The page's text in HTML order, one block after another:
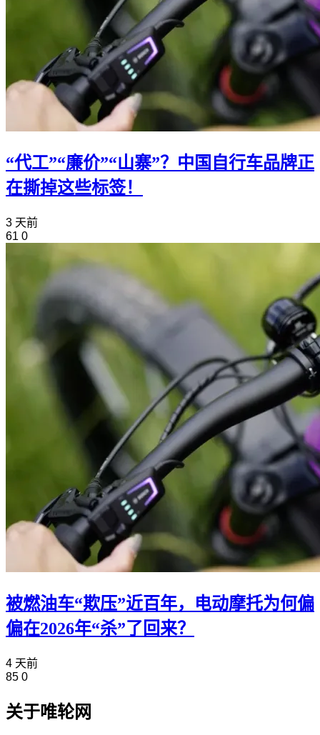
“代工”“廉价”“山寨”？中国自行车品牌正
在撕掉这些标签！
3 天前
61 0
被燃油车“欺压”近百年，电动摩托为何偏
偏在2026年“杀”了回来？
4 天前
85 0
关于唯轮网